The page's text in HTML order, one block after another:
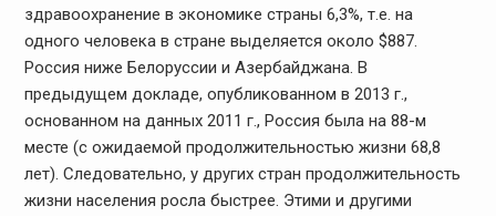
здравоохранение в экономике страны 6,3%, т.е. на
одного человека в стране выделяется около $887.
Россия ниже Белоруссии и Азербайджана. В
предыдущем докладе, опубликованном в 2013 г.,
основанном на данных 2011 г., Россия была на 88-м
месте (с ожидаемой продолжительностью жизни 68,8
лет). Следовательно, у других стран продолжительность
жизни населения росла быстрее. Этими и другими